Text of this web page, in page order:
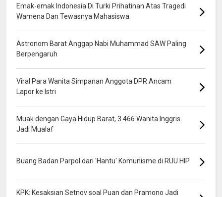
Emak-emak Indonesia Di Turki Prihatinan Atas Tragedi
Wamena Dan Tewasnya Mahasiswa
Astronom Barat Anggap Nabi Muhammad SAW Paling
Berpengaruh
Viral Para Wanita Simpanan Anggota DPR Ancam
Lapor ke Istri
Muak dengan Gaya Hidup Barat, 3.466 Wanita Inggris
Jadi Mualaf
Buang Badan Parpol dari 'Hantu' Komunisme di RUU HIP
KPK: Kesaksian Setnov soal Puan dan Pramono Jadi